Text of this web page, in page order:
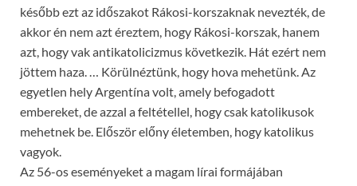
később ezt az időszakot Rákosi-korszaknak nevezték, de
akkor én nem azt éreztem, hogy Rákosi-korszak, hanem
azt, hogy vak antikatolicizmus következik. Hát ezért nem
jöttem haza. … Körülnéztünk, hogy hova mehetünk. Az
egyetlen hely Argentína volt, amely befogadott
embereket, de azzal a feltétellel, hogy csak katolikusok
mehetnek be. Először előny életemben, hogy katolikus
vagyok.
Az 56-os eseményeket a magam lírai formájában